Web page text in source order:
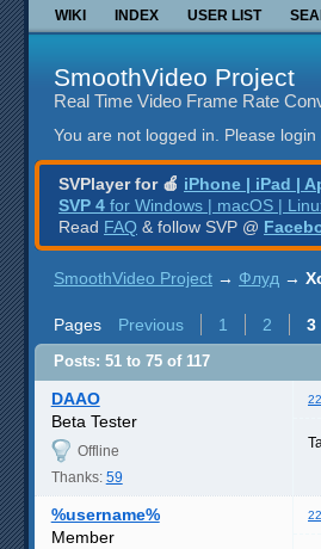
WIKI INDEX USER LIST
SmoothVideo Project
Real Time Video Frame Rate
You are not logged in. Please login
SVPlayer for 🍎 iPhone | iPad |
SVP 4 for Windows | macOS |
Read FAQ & follow SVP @
SmoothVideo Project → Флуд →
Pages Previous 1 2 3
Posts: 51 to 75 of 117
DAAO
Beta Tester
Offline
Thanks: 59
%username%
Member